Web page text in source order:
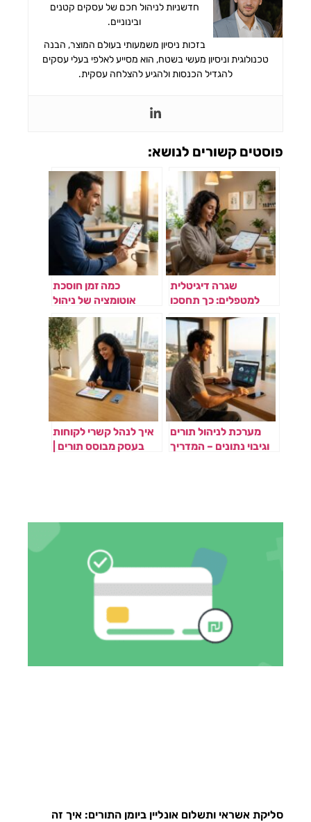
חדשניות לניהול חכם של עסקים קטנים
ובינוניים.
בזכות ניסיון משמעותי בעולם המוצר, הבנה
טכנולוגית וניסיון מעשי בשטח, הוא מסייע לאלפי בעלי עסקים
להגדיל הכנסות ולהגיע להצלחה עסקית.
פוסטים קשורים לנושא:
שגרה דיגיטלית
למטפלים: כך תחסכו
שעות עבודה בשבוע
כמה זמן חוסכת
אוטומציה של ניהול
תורים? | Plannie
מערכת לניהול תורים
וגיבוי נתונים – המדריך
איך לנהל קשרי לקוחות
בעסק מבוסס תורים |
סליקת אשראי ותשלום אונליין ביומן התורים: איך זה